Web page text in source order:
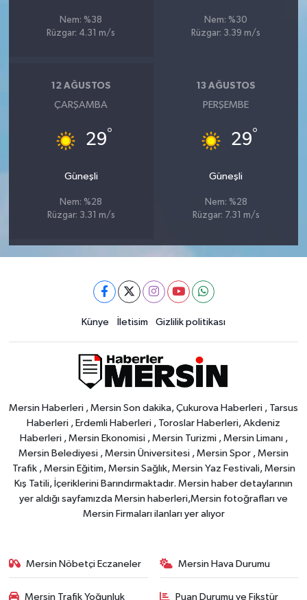
Nem: %38
Rüzgar: 4.31 m/s
Nem: %30
Rüzgar: 3.39 m/s
12 AĞUSTOS
ÇARŞAMBA
29°
Güneşli
Nem: %28
Rüzgar: 3.31 m/s
13 AĞUSTOS
PERŞEMBE
29°
Güneşli
Nem: %28
Rüzgar: 7.31 m/s
Künye İletisim Gizlilik politikası
Mersin Haberleri , Mersin Son dakika, Çukurova Haberleri , Tarsus
Haberleri , Erdemli Haberleri , Toroslar Haberleri, Akdeniz
Haberleri , Mersin Ekonomisi , Mersin Turizmi , Mersin Limanı ,
Mersin Belediyesi , Mersin Üniversitesi , Mersin Spor , Mersin
Trafik , Mersin Eğitim, Mersin Sağlık, Mersin Yaz Festivali, Mersin
Kış Tatili, İçeriklerini Barındırmaktadır. Mersin haber detaylarının
yer aldığı sayfamızda Mersin haberleri,Mersin fotoğrafları ve
Mersin Firmaları ilanları yer alıyor
Mersin Nöbetçi Eczaneler Mersin Hava Durumu
Mersin Trafik Yoğunluk Puan Durumu ve Fikstür